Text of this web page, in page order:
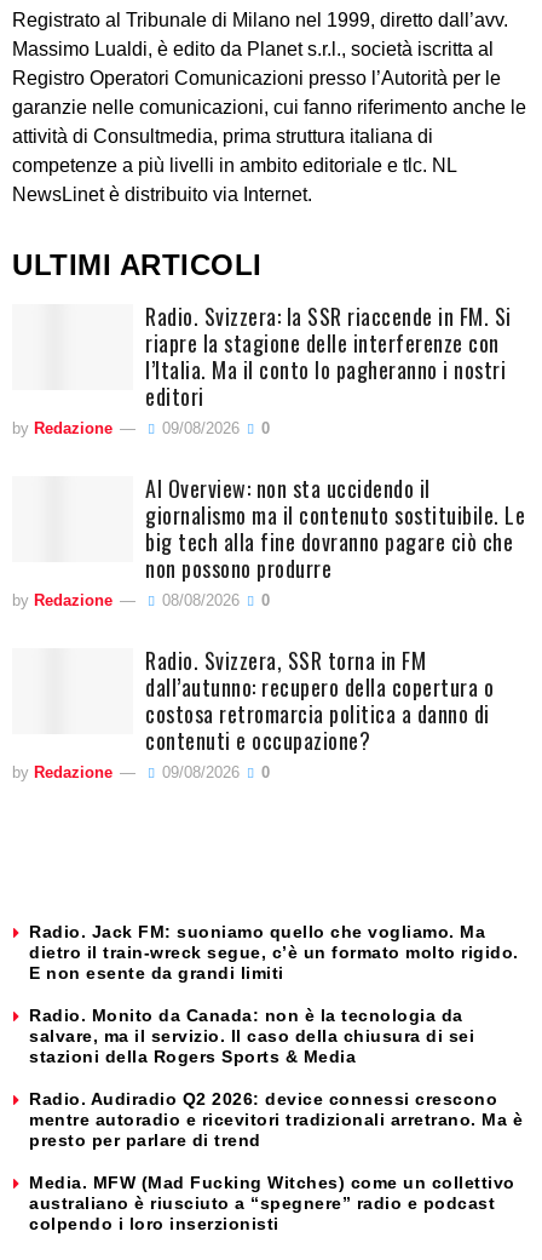
Registrato al Tribunale di Milano nel 1999, diretto dall’avv.
Massimo Lualdi, è edito da Planet s.r.l., società iscritta al
Registro Operatori Comunicazioni presso l’Autorità per le
garanzie nelle comunicazioni, cui fanno riferimento anche le
attività di Consultmedia, prima struttura italiana di
competenze a più livelli in ambito editoriale e tlc. NL
NewsLinet è distribuito via Internet.
ULTIMI ARTICOLI
Radio. Svizzera: la SSR riaccende in FM. Si
riapre la stagione delle interferenze con
l’Italia. Ma il conto lo pagheranno i nostri
editori
by Redazione 09/08/2026 0
AI Overview: non sta uccidendo il
giornalismo ma il contenuto sostituibile. Le
big tech alla fine dovranno pagare ciò che
non possono produrre
by Redazione 08/08/2026 0
Radio. Svizzera, SSR torna in FM
dall’autunno: recupero della copertura o
costosa retromarcia politica a danno di
contenuti e occupazione?
by Redazione 09/08/2026 0
Radio. Jack FM: suoniamo quello che vogliamo. Ma
dietro il train-wreck segue, c’è un formato molto rigido.
E non esente da grandi limiti
Radio. Monito da Canada: non è la tecnologia da
salvare, ma il servizio. Il caso della chiusura di sei
stazioni della Rogers Sports & Media
Radio. Audiradio Q2 2026: device connessi crescono
mentre autoradio e ricevitori tradizionali arretrano. Ma è
presto per parlare di trend
Media. MFW (Mad Fucking Witches) come un collettivo
australiano è riusciuto a “spegnere” radio e podcast
colpendo i loro inserzionisti